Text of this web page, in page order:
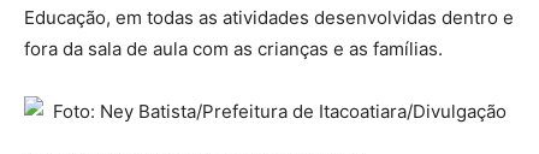
Educação, em todas as atividades desenvolvidas dentro e
fora da sala de aula com as crianças e as famílias.